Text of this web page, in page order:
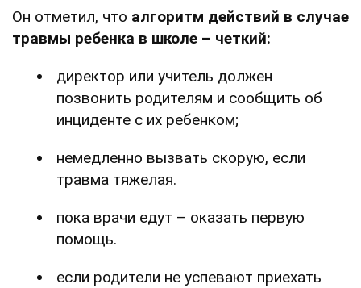
Он отметил, что алгоритм действий в случае
травмы ребенка в школе – четкий:
директор или учитель должен
позвонить родителям и сообщить об
инциденте с их ребенком;
немедленно вызвать скорую, если
травма тяжелая.
пока врачи едут – оказать первую
помощь.
если родители не успевают приехать